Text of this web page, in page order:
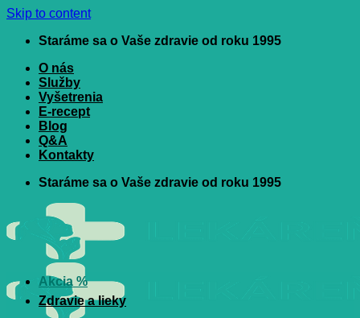
Skip to content
Staráme sa o Vaše zdravie od roku 1995
O nás
Služby
Vyšetrenia
E-recept
Blog
Q&A
Kontakty
Staráme sa o Vaše zdravie od roku 1995
Akcia %
Zdravie a lieky